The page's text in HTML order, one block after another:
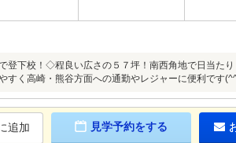
登下校！◇程良い広さの５７坪！南西角地で日当た
く高崎・熊谷方面への通勤やレジャーに便利です
追加 見学予約をする